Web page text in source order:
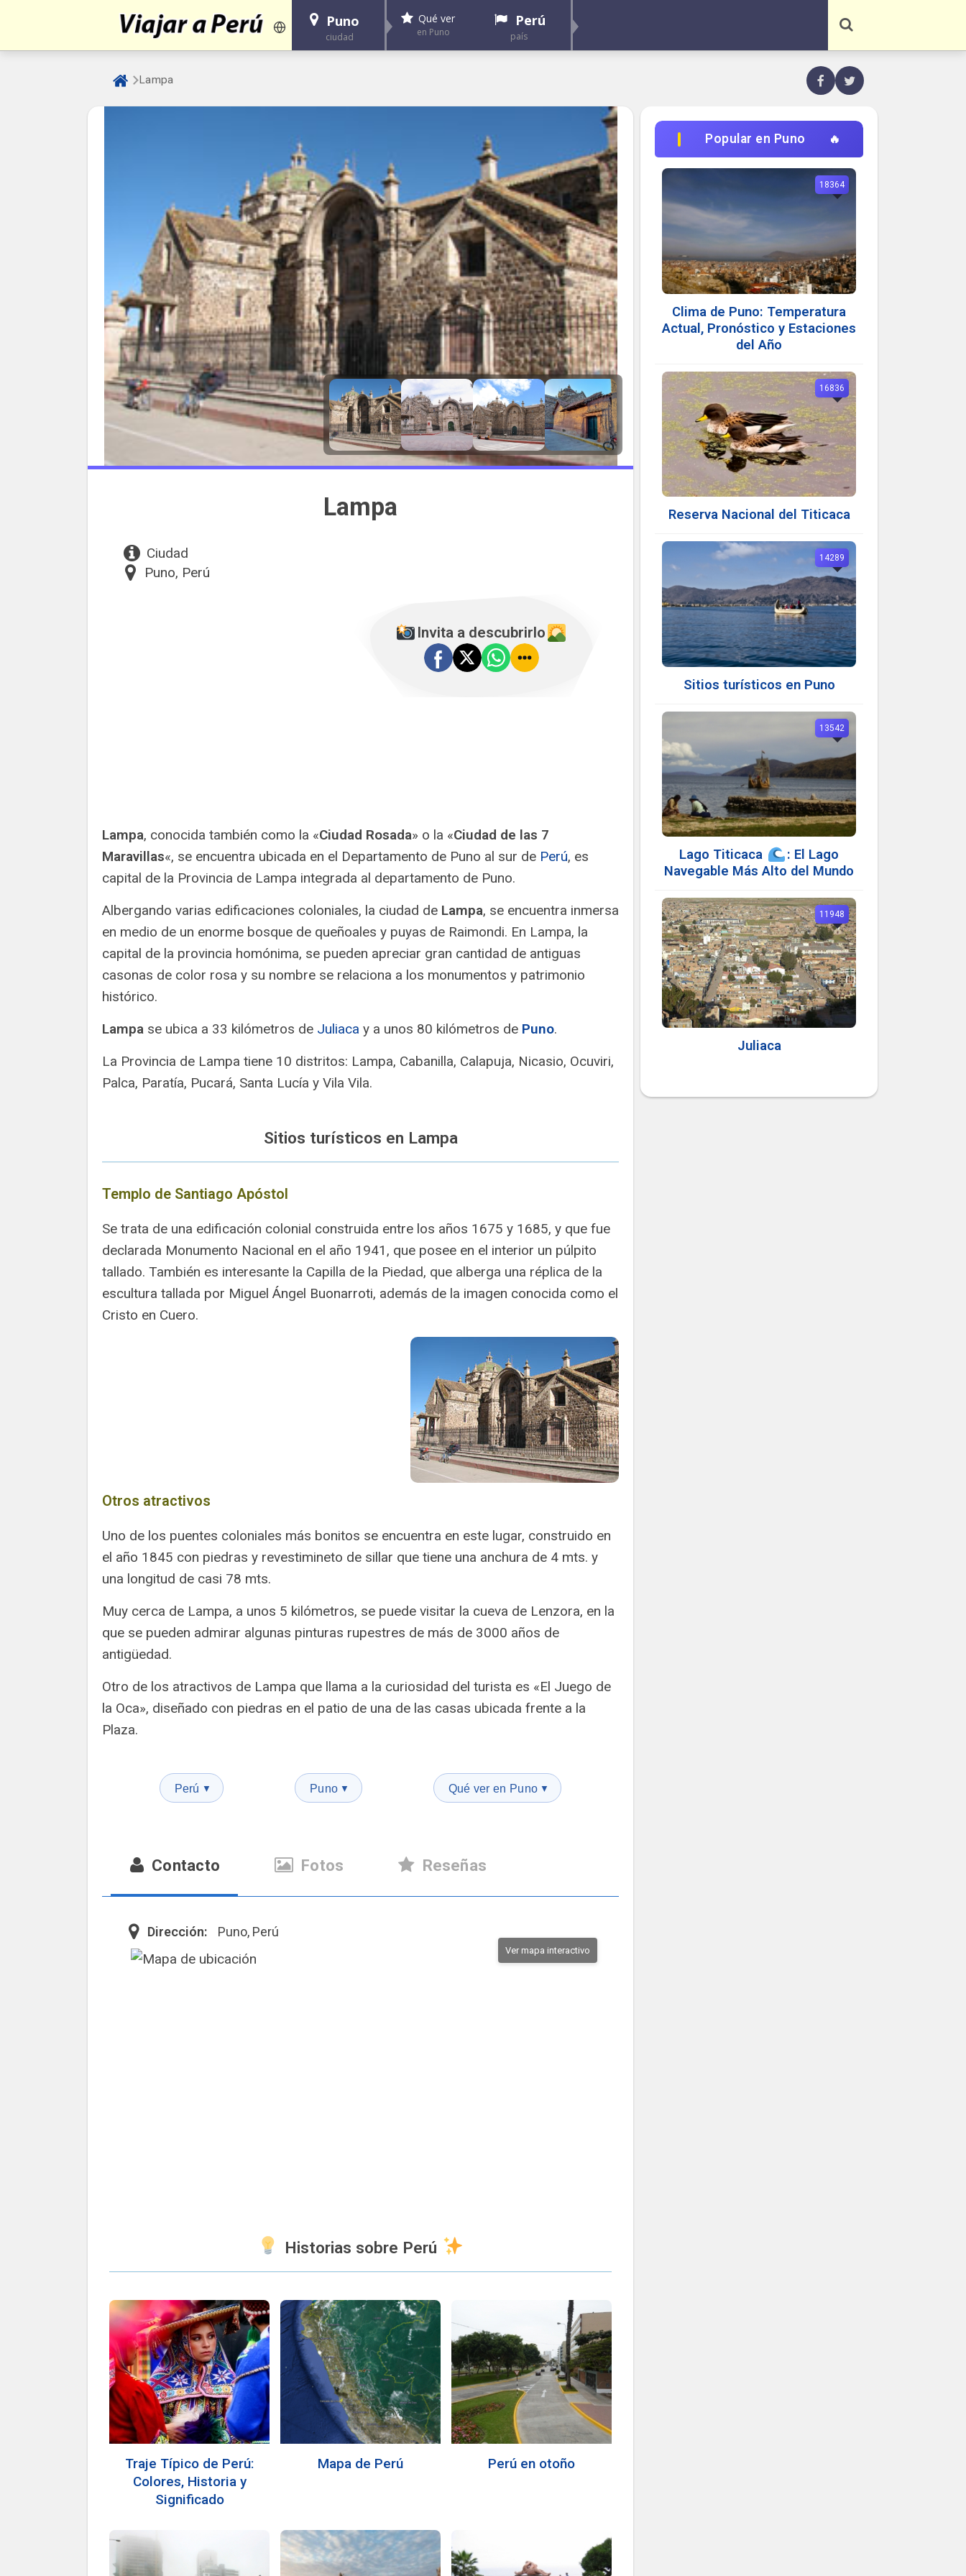
Puno
ciudad
Qué ver
en Puno
Perú
país
Lampa
Lampa
Ciudad
Puno, Perú
Invita a descubrirlo
Lampa, conocida también como la «Ciudad Rosada» o la «Ciudad de las 7
Maravillas«, se encuentra ubicada en el Departamento de Puno al sur de Perú, es
capital de la Provincia de Lampa integrada al departamento de Puno.
Albergando varias edificaciones coloniales, la ciudad de Lampa, se encuentra inmersa
en medio de un enorme bosque de queñoales y puyas de Raimondi. En Lampa, la
capital de la provincia homónima, se pueden apreciar gran cantidad de antiguas
casonas de color rosa y su nombre se relaciona a los monumentos y patrimonio
histórico.
Lampa se ubica a 33 kilómetros de Juliaca y a unos 80 kilómetros de Puno.
La Provincia de Lampa tiene 10 distritos: Lampa, Cabanilla, Calapuja, Nicasio, Ocuviri,
Palca, Paratía, Pucará, Santa Lucía y Vila Vila.
Sitios turísticos en Lampa
Templo de Santiago Apóstol
Se trata de una edificación colonial construida entre los años 1675 y 1685, y que fue
declarada Monumento Nacional en el año 1941, que posee en el interior un púlpito
tallado. También es interesante la Capilla de la Piedad, que alberga una réplica de la
escultura tallada por Miguel Ángel Buonarroti, además de la imagen conocida como el
Cristo en Cuero.
Otros atractivos
Uno de los puentes coloniales más bonitos se encuentra en este lugar, construido en
el año 1845 con piedras y revestimineto de sillar que tiene una anchura de 4 mts. y
una longitud de casi 78 mts.
Muy cerca de Lampa, a unos 5 kilómetros, se puede visitar la cueva de Lenzora, en la
que se pueden admirar algunas pinturas rupestres de más de 3000 años de
antigüedad.
Otro de los atractivos de Lampa que llama a la curiosidad del turista es «El Juego de
la Oca», diseñado con piedras en el patio de una de las casas ubicada frente a la
Plaza.
Perú ▼ Puno ▼ Qué ver en Puno ▼
Contacto Fotos Reseñas
Dirección: Puno, Perú
Ver mapa interactivo
Historias sobre Perú
Traje Típico de Perú:
Colores, Historia y
Significado
Mapa de Perú Perú en otoño
Popular en Puno
Clima de Puno: Temperatura
Actual, Pronóstico y Estaciones
del Año
18364
Reserva Nacional del Titicaca
16836
Sitios turísticos en Puno
14289
Lago Titicaca
: El Lago
Navegable Más Alto del Mundo
13542
Juliaca
11948